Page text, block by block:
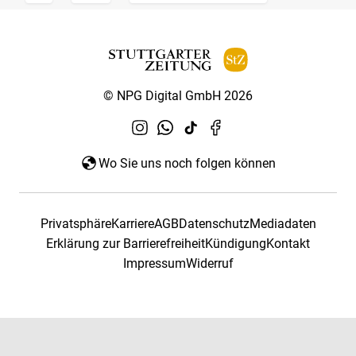
© NPG Digital GmbH 2026
Wo Sie uns noch folgen können
PrivatsphäreKarriereAGBDatenschutzMediadaten
Erklärung zur BarrierefreiheitKündigungKontakt
ImpressumWiderruf